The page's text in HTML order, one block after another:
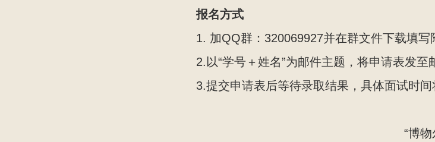
报名方式
1. 加QQ群：320069927并在群文件下载填写
2.以“学号＋姓名”为邮件主题，将申请表发至
3.提交申请表后等待录取结果，具体面试时间
“博